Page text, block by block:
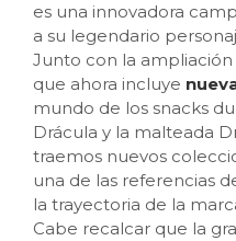
es una innovadora
a su legendario
Junto con la
que ahora incluye
mundo de los snacks
Drácula y la malteada
traemos nuevos
una de las referencias
la trayectoria de la
Cabe recalcar que la